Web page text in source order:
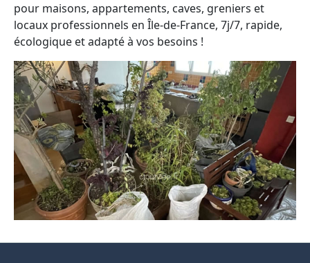
pour maisons, appartements, caves, greniers et
locaux professionnels en Île-de-France, 7j/7, rapide,
écologique et adapté à vos besoins !